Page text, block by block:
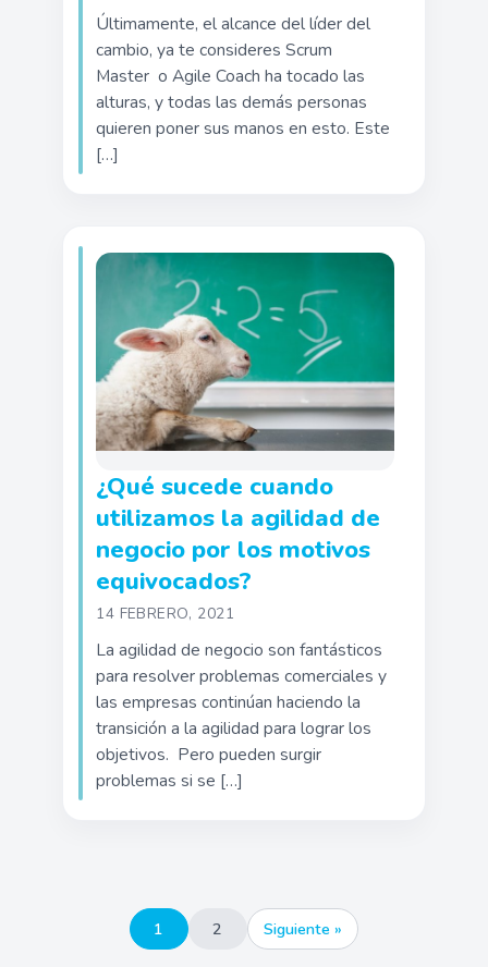
Últimamente, el alcance del líder del
cambio, ya te consideres Scrum
Master o Agile Coach ha tocado las
alturas, y todas las demás personas
quieren poner sus manos en esto. Este
[…]
¿Qué sucede cuando
utilizamos la agilidad de
negocio por los motivos
equivocados?
14 FEBRERO, 2021
La agilidad de negocio son fantásticos
para resolver problemas comerciales y
las empresas continúan haciendo la
transición a la agilidad para lograr los
objetivos. Pero pueden surgir
problemas si se […]
Paginación
de
1 2 Siguiente »